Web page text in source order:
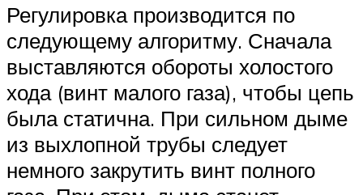
Регулировка производится по
следующему алгоритму. Сначала
выставляются обороты холостого
хода (винт малого газа), чтобы цепь
была статична. При сильном дыме
из выхлопной трубы следует
немного закрутить винт полного